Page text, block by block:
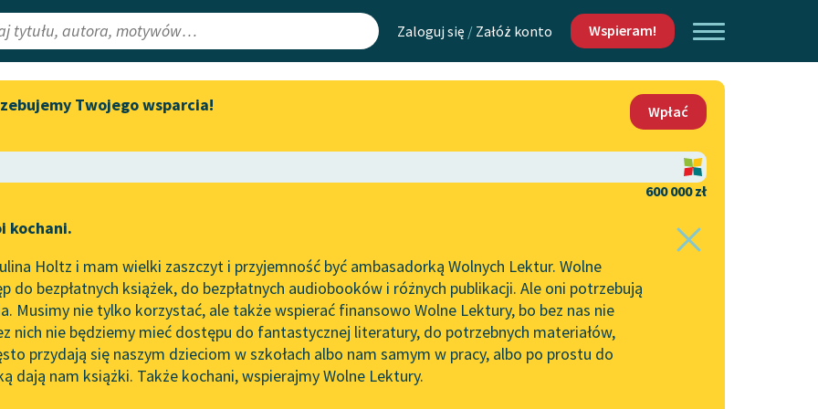
Zaloguj się / Załóż konto Wspieram!
Lektury
redakcyjne
Aktualności
„Prokurator Alicja Horn” do
literatury skandynawskiej
Spotkanie z Katarzyną Tunkiel
w Oslo
102. lata temu zmarł Joseph
Conrad
Mapa Wolnych Lektur
Leśmianator
API
OAI-PMH
Widget Wolnych Lektur
Kontakt
O projekcie
Zasady wykorzystania
Wolnych Lektur
Logotypy
Materiały promocyjne
Twojego wsparcia!
Wpłać
600 000 zł
kochani.
Holtz i mam wielki zaszczyt i przyjemność być ambasadorką Wolnych Lektur. Wolne
do bezpłatnych książek, do bezpłatnych audiobooków i różnych publikacji. Ale oni potrzebują
Musimy nie tylko korzystać, ale także wspierać finansowo Wolne Lektury, bo bez nas nie
nich nie będziemy mieć dostępu do fantastycznej literatury, do potrzebnych materiałów,
przydają się naszym dzieciom w szkołach albo nam samym w pracy, albo po prostu do
dają nam książki. Także kochani, wspierajmy Wolne Lektury.
tem rada
Syrokomla
do czytelnika